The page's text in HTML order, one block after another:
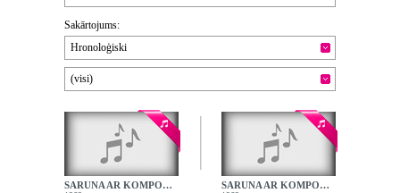
Sakārtojums:
Hronoloģiski
(visi)
SARUNA AR KOMPONISTU RODIONU ŠČEDRINU - 1. DAĻA - 1. RULLIS SARUNA AR KOMPONISTU RODIONU ŠČEDRINU - 1. DAĻA - 2. RULLIS